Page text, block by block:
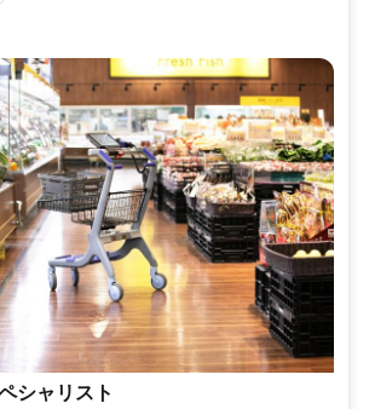
シャリスト